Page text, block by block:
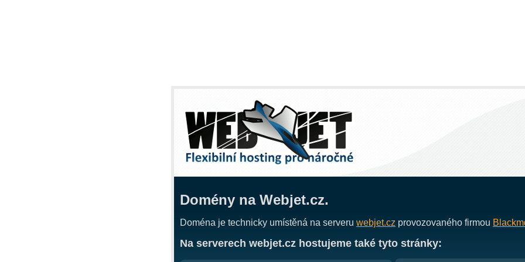
Domény na Webjet.cz.
Doména je technicky umístěná na serveru webjet.cz provozovaného firmou
Na serverech webjet.cz hostujeme také tyto stránky: